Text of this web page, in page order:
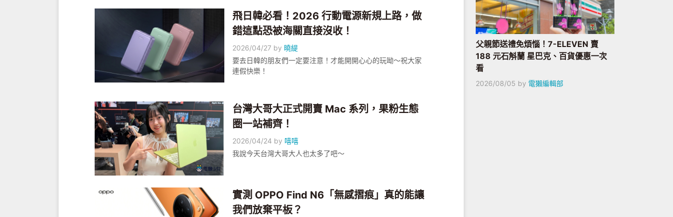
飛日韓必看！2026 行動電源新規上路，做
錯這點恐被海關直接沒收！
2026/04/27 by 曉緹
要去日韓的朋友們一定要注意！才能開開心心的玩呦～祝大家
連假快樂！
台灣大哥大正式開賣 Mac 系列，果粉生態
圈一站補齊！
2026/04/24 by 嘻嘻
我說今天台灣大哥大人也太多了吧～
實測 OPPO Find N6「無感摺痕」真的能讓
我們放棄平板？
父親節送禮免煩惱！7-ELEVEN 賣
188 元石斛蘭 星巴克、百貨優惠一次
看
2026/08/05 by 電獺編輯部